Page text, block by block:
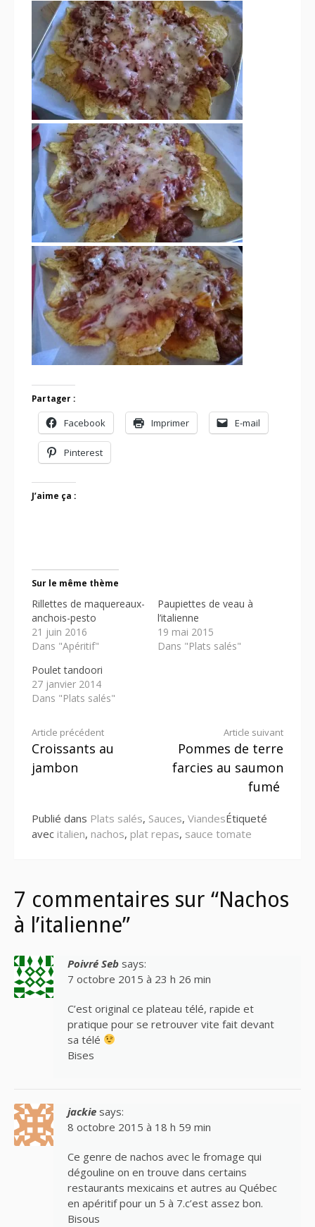
Partager :
Facebook Imprimer E-mail
Pinterest
J’aime ça :
Sur le même thème
Rillettes de maquereaux-
anchois-pesto
21 juin 2016
Dans "Apéritif"
Paupiettes de veau à
l’italienne
19 mai 2015
Dans "Plats salés"
Poulet tandoori
27 janvier 2014
Dans "Plats salés"
Lire
la
Article précédent
Croissants au
jambon
Article suivant
Pommes de terre
farcies au saumon
fumé
Publié dans Plats salés, Sauces, ViandesÉtiqueté
avec italien, nachos, plat repas, sauce tomate
7 commentaires sur “Nachos
à l’italienne”
Poivré Seb says:
7 octobre 2015 à 23 h 26 min
C’est original ce plateau télé, rapide et
pratique pour se retrouver vite fait devant
sa télé
Bises
jackie says:
8 octobre 2015 à 18 h 59 min
Ce genre de nachos avec le fromage qui
dégouline on en trouve dans certains
restaurants mexicains et autres au Québec
en apéritif pour un 5 à 7.c’est assez bon.
Bisous